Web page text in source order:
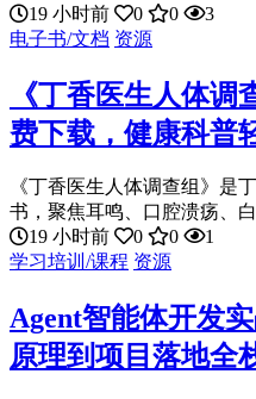
19 小时前
0 0
3
电子书/文档 资源
《丁香医生人体
费下载，健康科普
《丁香医生人体调查组》是
书，聚焦耳鸣、口腔溃疡、
19 小时前
0 0
1
学习培训/课程 资源
Agent智能体开发
原理到项目落地全